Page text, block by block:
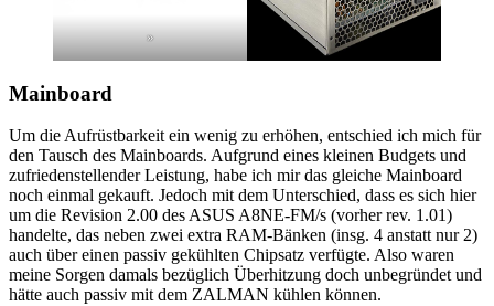
»
Mainboard
Um die Aufrüstbarkeit ein wenig zu erhöhen, entschied ich mich für
den Tausch des Mainboards. Aufgrund eines kleinen Budgets und
zufriedenstellender Leistung, habe ich mir das gleiche Mainboard
noch einmal gekauft. Jedoch mit dem Unterschied, dass es sich hier
um die Revision 2.00 des ASUS A8NE-FM/s (vorher rev. 1.01)
handelte, das neben zwei extra RAM-Bänken (insg. 4 anstatt nur 2)
auch über einen passiv gekühlten Chipsatz verfügte. Also waren
meine Sorgen damals bezüglich Überhitzung doch unbegründet und
hätte auch passiv mit dem ZALMAN kühlen können.